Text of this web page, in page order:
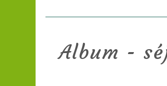
Album -